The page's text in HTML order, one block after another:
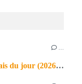
de airco = l'instant néerlandais du jour (2026_06_03)